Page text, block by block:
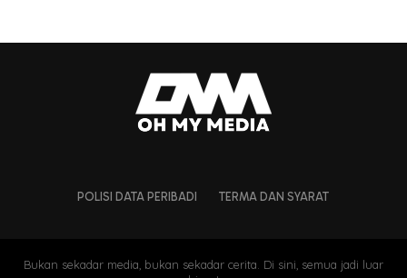
POLISI DATA PERIBADI TERMA DAN SYARAT
Bukan sekadar media, bukan sekadar cerita. Di sini, semua jadi luar